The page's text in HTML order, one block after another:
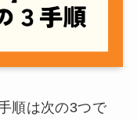
順は次の3つで